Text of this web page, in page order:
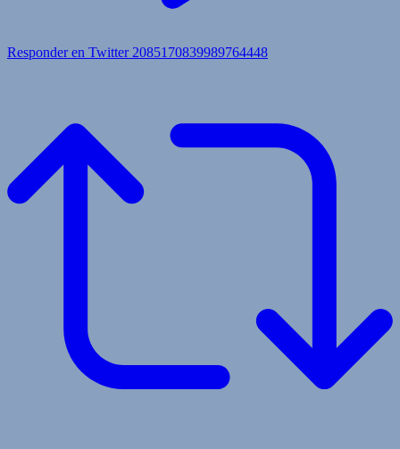
Responder en Twitter 2085170839989764448